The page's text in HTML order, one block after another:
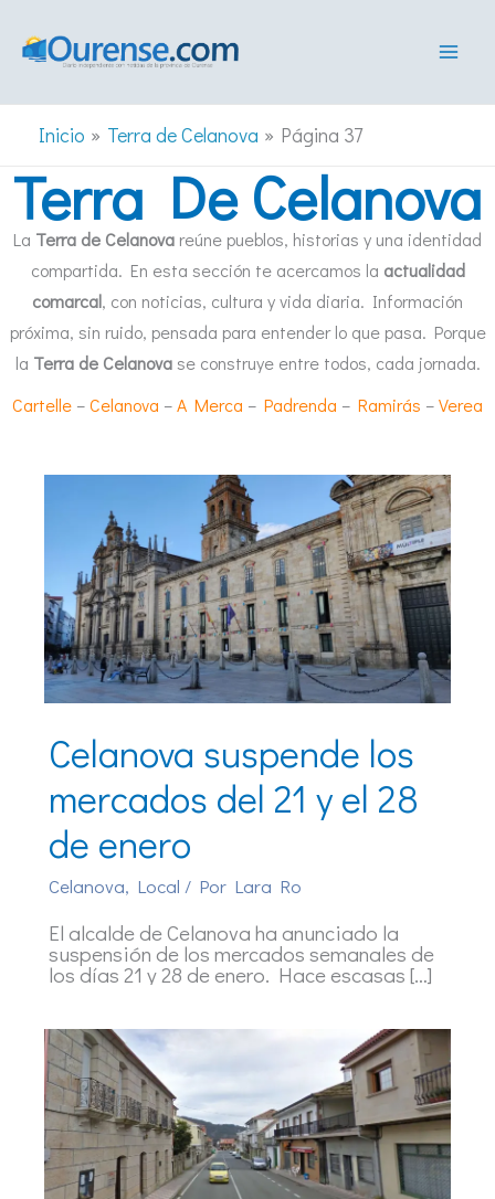
Inicio Terra de Celanova Página 37
Terra De Celanova
La Terra de Celanova reúne pueblos, historias y una identidad
compartida. En esta sección te acercamos la actualidad
comarcal, con noticias, cultura y vida diaria. Información
próxima, sin ruido, pensada para entender lo que pasa. Porque
la Terra de Celanovase construye entre todos, cada jornada.
Cartelle –Celanova –A Merca – Padrenda – Ramirás –Verea
Celanova suspende los
mercados del 21 y el 28
de enero
Celanova, Local / Por Lara Ro
El alcalde de Celanova ha anunciado la
suspensión de los mercados semanales de
los días 21 y 28 de enero. Hace escasas […]